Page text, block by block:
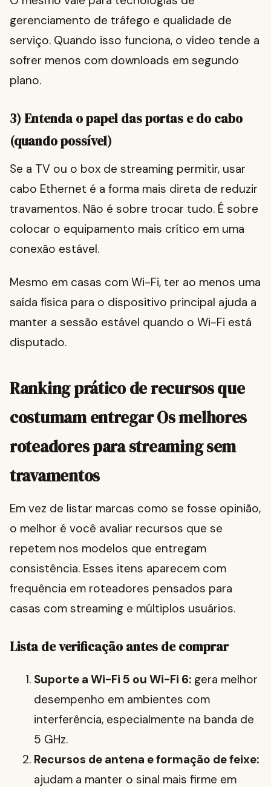
gerenciamento de tráfego e qualidade de
serviço. Quando isso funciona, o vídeo tende a
sofrer menos com downloads em segundo
plano.
3) Entenda o papel das portas e do cabo
(quando possível)
Se a TV ou o box de streaming permitir, usar
cabo Ethernet é a forma mais direta de reduzir
travamentos. Não é sobre trocar tudo. É sobre
colocar o equipamento mais crítico em uma
conexão estável.
Mesmo em casas com Wi-Fi, ter ao menos uma
saída física para o dispositivo principal ajuda a
manter a sessão estável quando o Wi-Fi está
disputado.
Ranking prático de recursos que
costumam entregar Os melhores
roteadores para streaming sem
travamentos
Em vez de listar marcas como se fosse opinião,
o melhor é você avaliar recursos que se
repetem nos modelos que entregam
consistência. Esses itens aparecem com
frequência em roteadores pensados para
casas com streaming e múltiplos usuários.
Lista de verificação antes de comprar
Suporte a Wi-Fi 5 ou Wi-Fi 6: gera melhor
desempenho em ambientes com
interferência, especialmente na banda de
5 GHz.
Recursos de antena e formação de feixe:
ajudam a manter o sinal mais firme em